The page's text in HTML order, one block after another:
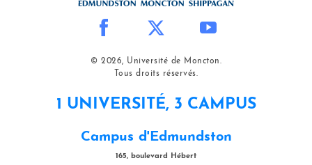
© 2026, Université de Moncton.
Tous droits réservés.
1 UNIVERSITÉ, 3 CAMPUS
Campus d'Edmundston
165, boulevard Hébert